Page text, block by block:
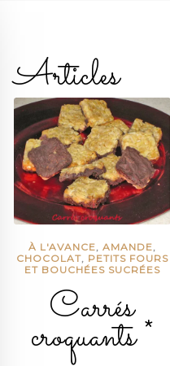
Articles
À L'AVANCE, AMANDE,
CHOCOLAT, PETITS FOURS
ET BOUCHÉES SUCRÉES
Carrés
croquants *